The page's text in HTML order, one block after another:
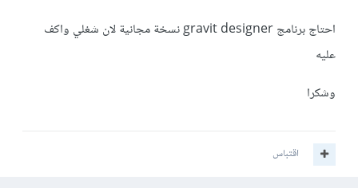
احتاج برنامج gravit designer نسخة مجانية لان شغلي واكف
عليه
وشكرا
اقتباس